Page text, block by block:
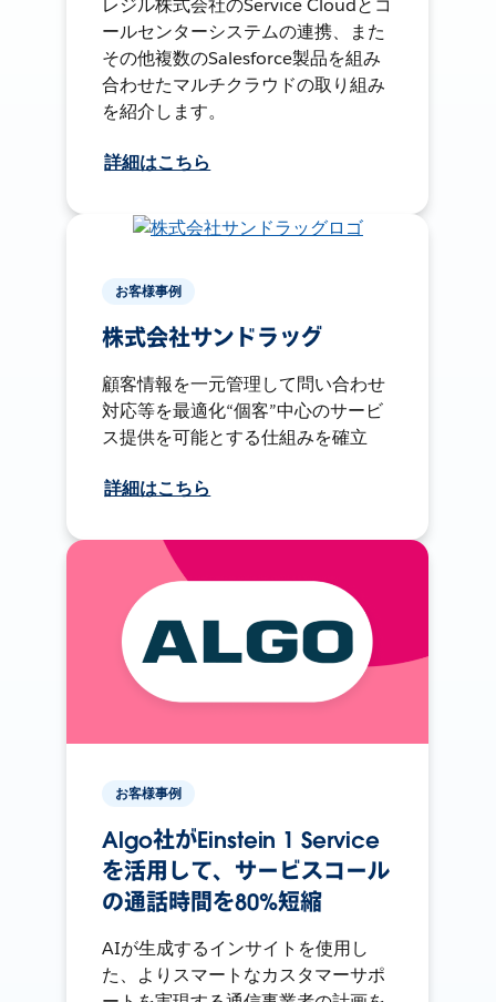
レジル株式会社のService Cloudとコ
ールセンターシステムの連携、また
その他複数のSalesforce製品を組み
合わせたマルチクラウドの取り組み
を紹介します。
詳細はこちら
お客様事例
株式会社サンドラッグ
顧客情報を一元管理して問い合わせ
対応等を最適化“個客”中心のサービ
ス提供を可能とする仕組みを確立
詳細はこちら
お客様事例
Algo社がEinstein 1 Service
を活用して、サービスコール
の通話時間を80%短縮
AIが生成するインサイトを使用し
た、よりスマートなカスタマーサポ